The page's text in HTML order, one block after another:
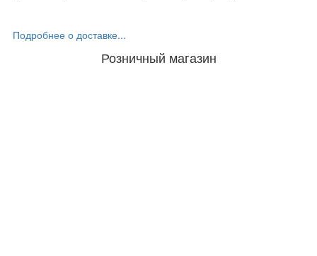
Подробнее о доставке...
Розничный магазин